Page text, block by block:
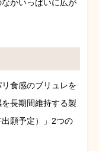
かいっぱいに広が
食感のブリュレを
長期間維持する製
願予定）」2つの